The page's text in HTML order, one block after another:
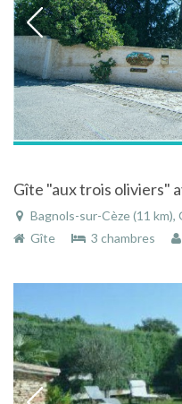
Bagnols-sur-Cèze (11 km),
Gîte
3 chambres